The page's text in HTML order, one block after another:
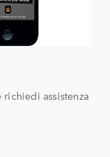
assistenza